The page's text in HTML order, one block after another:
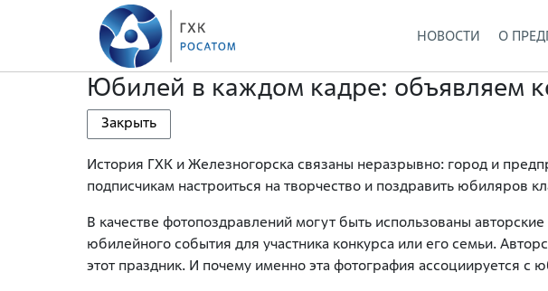
НОВОСТИ О
Юбилей в каждом кадре: объявляем
Закрыть
История ГХК и Железногорска связаны неразрывно: город и
подписчикам настроиться на творчество и поздравить юбиляров
В качестве фотопоздравлений могут быть использованы
юбилейного события для участника конкурса или его семьи.
этот праздник. И почему именно эта фотография ассоциируется с